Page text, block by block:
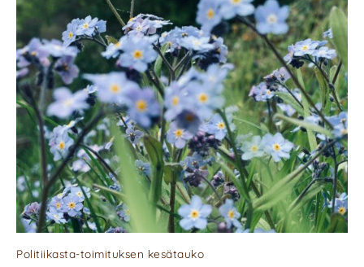
Politiikasta-toimituksen kesätauko